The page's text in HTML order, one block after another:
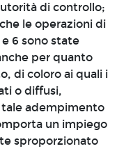
di controllo;
le operazioni di
6 sono state
per quanto
di coloro ai quali i
o diffusi,
adempimento
un impiego
sproporzionato